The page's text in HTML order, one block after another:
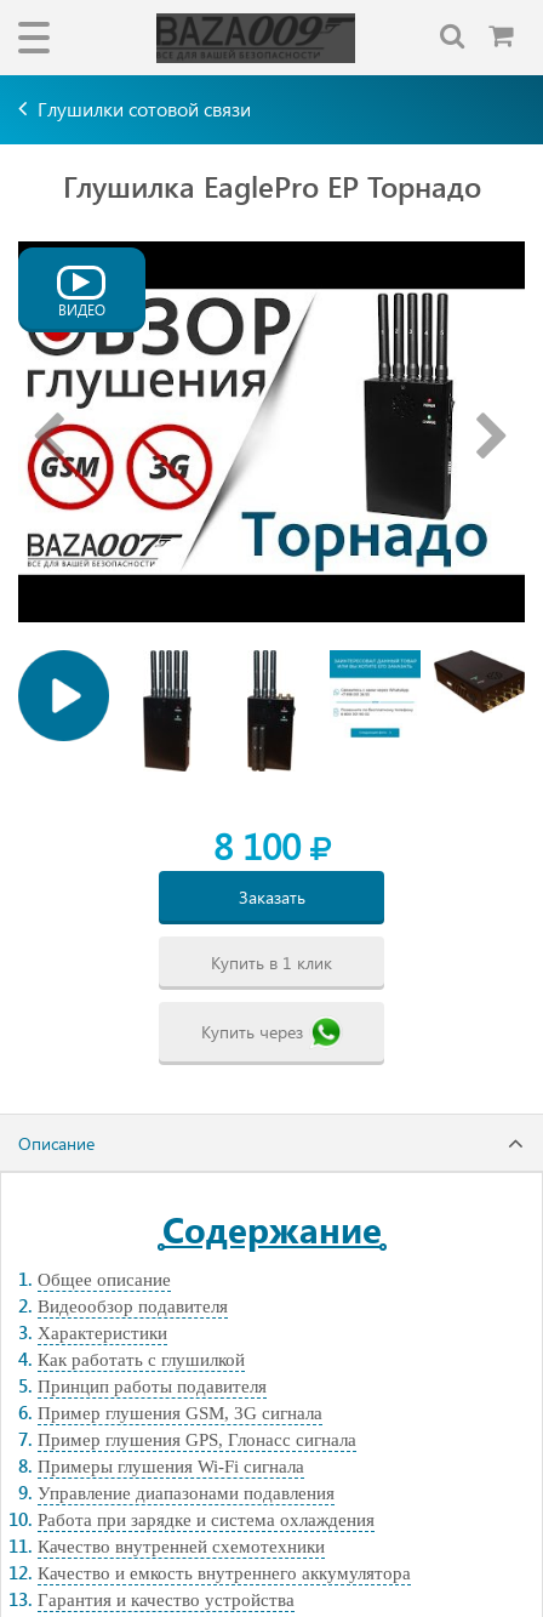
Глушилки сотовой связи
Глушилка EaglePro EP Торнадо
ВИДЕО
8 100
Заказать
Купить в 1 клик
Купить через
Описание
Содержание
Общее описание
Видеообзор подавителя
Характеристики
Как работать с глушилкой
Принцип работы подавителя
Пример глушения GSM, 3G сигнала
Пример глушения GPS, Глонасс сигнала
Примеры глушения Wi-Fi сигнала
Управление диапазонами подавления
Работа при зарядке и система охлаждения
Качество внутренней схемотехники
Качество и емкость внутреннего аккумулятора
Гарантия и качество устройства